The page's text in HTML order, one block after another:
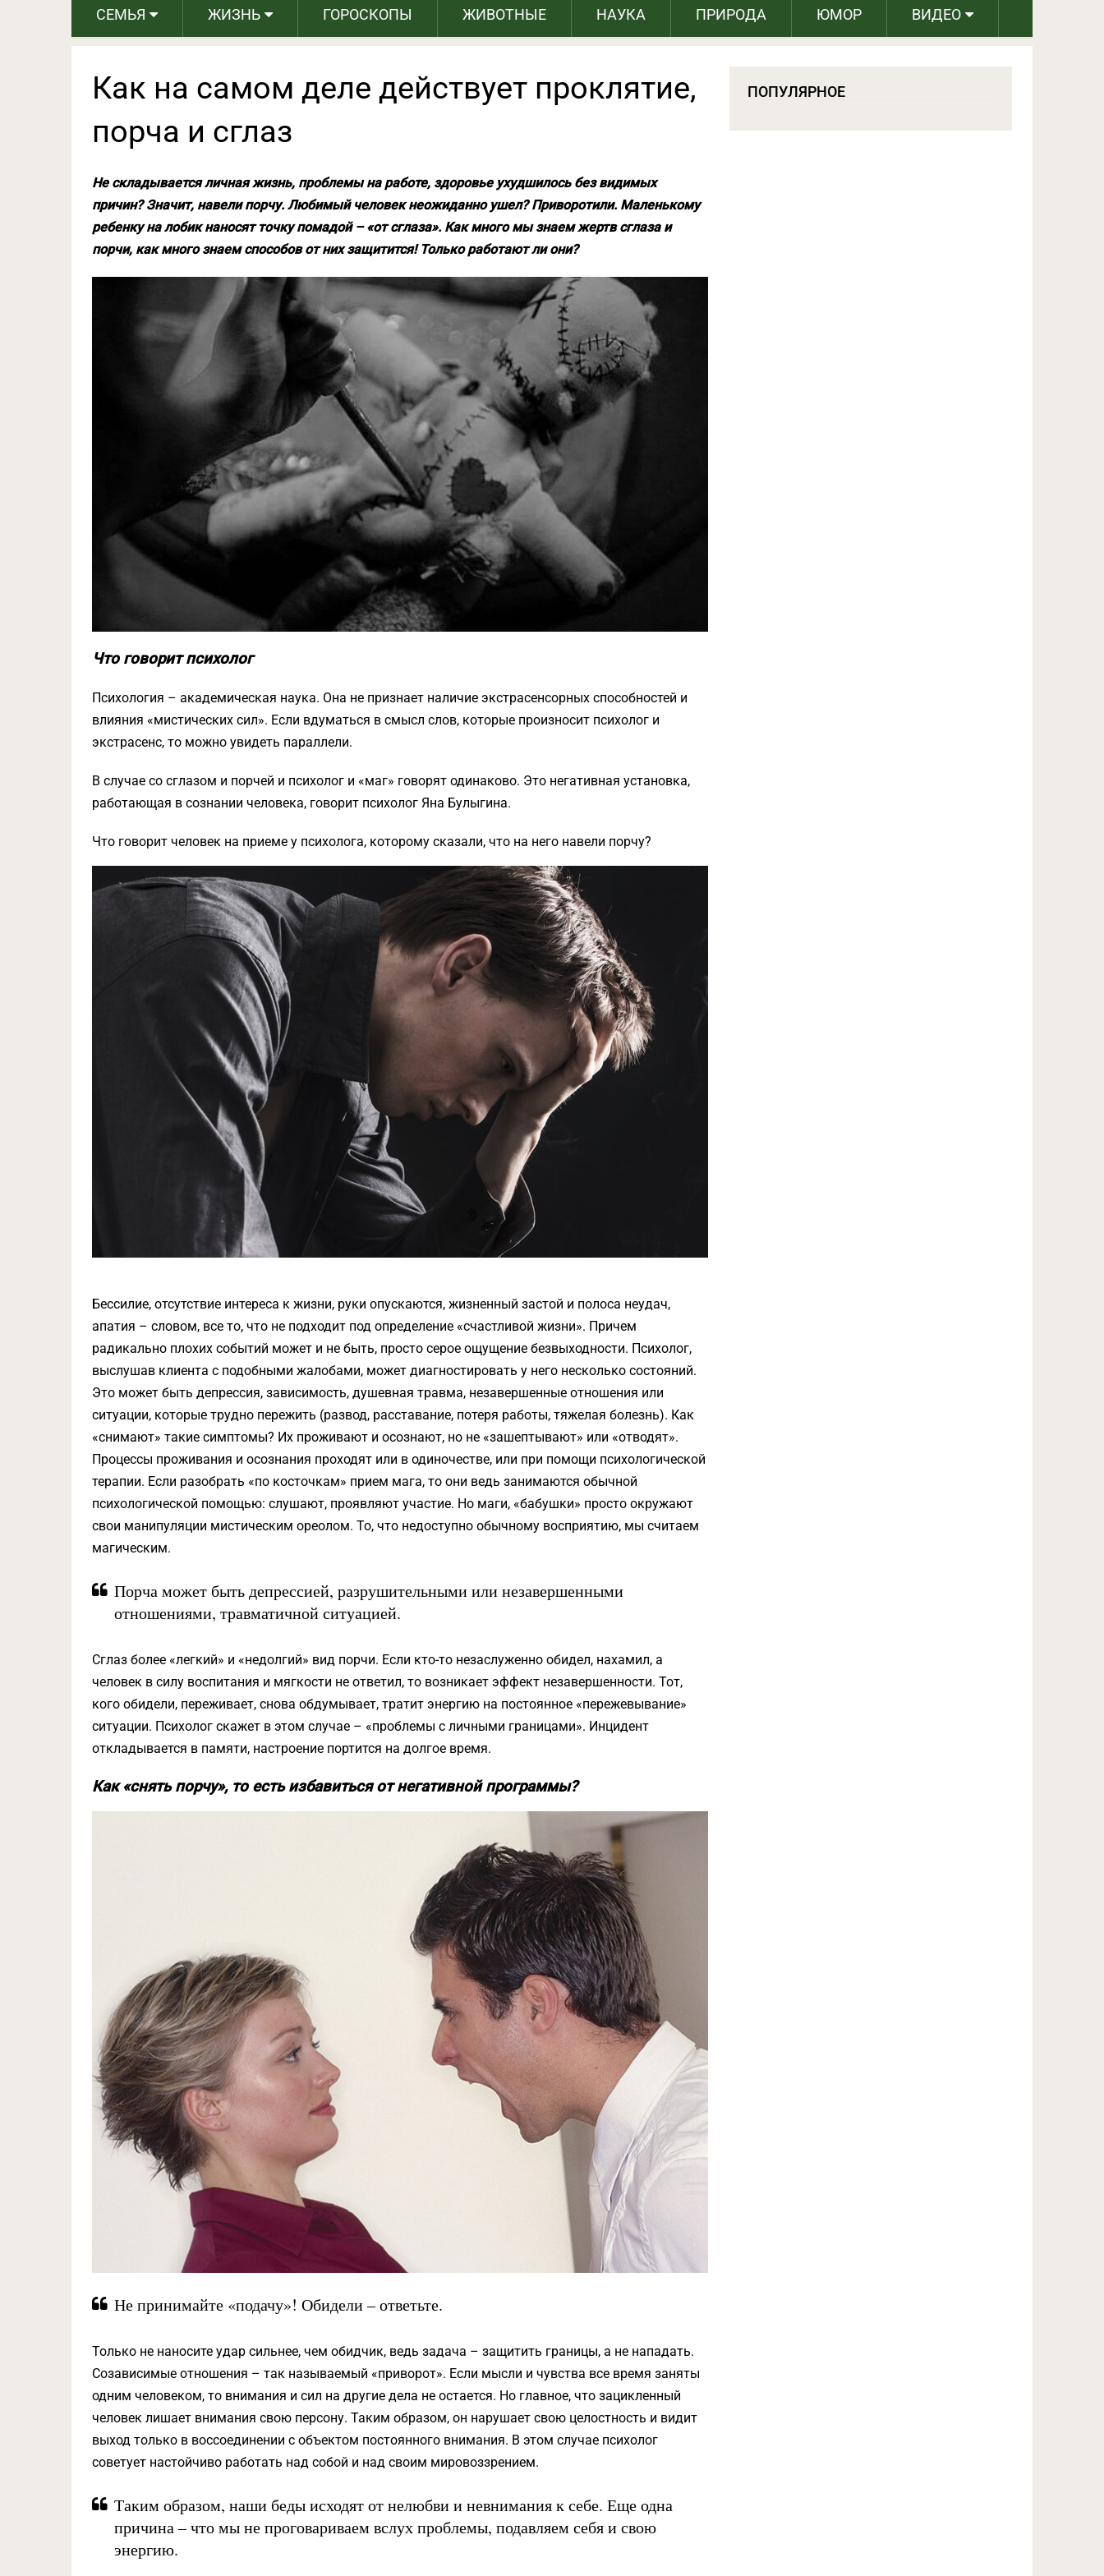
СЕМЬЯ ЖИЗНЬ ГОРОСКОПЫ ЖИВОТНЫЕ НАУКА ПРИРОДА ЮМОР ВИДЕО
Как на самом деле действует проклятие,
порча и сглаз
Не складывается личная жизнь, проблемы на работе, здоровье ухудшилось без видимых
причин? Значит, навели порчу. Любимый человек неожиданно ушел? Приворотили. Маленькому
ребенку на лобик наносят точку помадой – «от сглаза». Как много мы знаем жертв сглаза и
порчи, как много знаем способов от них защитится! Только работают ли они?
Что говорит психолог
Психология – академическая наука. Она не признает наличие экстрасенсорных способностей и
влияния «мистических сил». Если вдуматься в смысл слов, которые произносит психолог и
экстрасенс, то можно увидеть параллели.
В случае со сглазом и порчей и психолог и «маг» говорят одинаково. Это негативная установка,
работающая в сознании человека, говорит психолог Яна Булыгина.
Что говорит человек на приеме у психолога, которому сказали, что на него навели порчу?
Бессилие, отсутствие интереса к жизни, руки опускаются, жизненный застой и полоса неудач,
апатия – словом, все то, что не подходит под определение «счастливой жизни». Причем
радикально плохих событий может и не быть, просто серое ощущение безвыходности. Психолог,
выслушав клиента с подобными жалобами, может диагностировать у него несколько состояний.
Это может быть депрессия, зависимость, душевная травма, незавершенные отношения или
ситуации, которые трудно пережить (развод, расставание, потеря работы, тяжелая болезнь). Как
«снимают» такие симптомы? Их проживают и осознают, но не «зашептывают» или «отводят».
Процессы проживания и осознания проходят или в одиночестве, или при помощи психологической
терапии. Если разобрать «по косточкам» прием мага, то они ведь занимаются обычной
психологической помощью: слушают, проявляют участие. Но маги, «бабушки» просто окружают
свои манипуляции мистическим ореолом. То, что недоступно обычному восприятию, мы считаем
магическим.
Порча может быть депрессией, разрушительными или незавершенными
отношениями, травматичной ситуацией.
Сглаз более «легкий» и «недолгий» вид порчи. Если кто-то незаслуженно обидел, нахамил, а
человек в силу воспитания и мягкости не ответил, то возникает эффект незавершенности. Тот,
кого обидели, переживает, снова обдумывает, тратит энергию на постоянное «пережевывание»
ситуации. Психолог скажет в этом случае – «проблемы с личными границами». Инцидент
откладывается в памяти, настроение портится на долгое время.
Как «снять порчу», то есть избавиться от негативной программы?
Не принимайте «подачу»! Обидели – ответьте.
Только не наносите удар сильнее, чем обидчик, ведь задача – защитить границы, а не нападать.
Созависимые отношения – так называемый «приворот». Если мысли и чувства все время заняты
одним человеком, то внимания и сил на другие дела не остается. Но главное, что зацикленный
человек лишает внимания свою персону. Таким образом, он нарушает свою целостность и видит
выход только в воссоединении с объектом постоянного внимания. В этом случае психолог
советует настойчиво работать над собой и над своим мировоззрением.
Таким образом, наши беды исходят от нелюбви и невнимания к себе. Еще одна
причина – что мы не проговариваем вслух проблемы, подавляем себя и свою
энергию.
ПОПУЛЯРНОЕ